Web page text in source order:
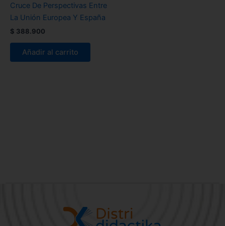
Cruce De Perspectivas Entre
La Unión Europea Y España
$ 388.900
Añadir al carrito